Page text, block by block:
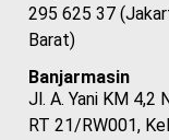
295 625 37
Barat)
Banjarmasin
Jl. A. Yani KM 4,2
RT 21/RW001,